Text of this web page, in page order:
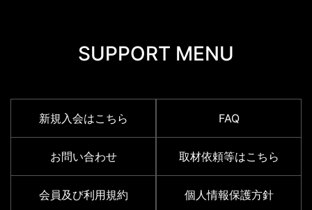
SUPPORT MENU
新規入会はこちら FAQ
お問い合わせ 取材依頼等はこちら
会員及び利用規約 個人情報保護方針